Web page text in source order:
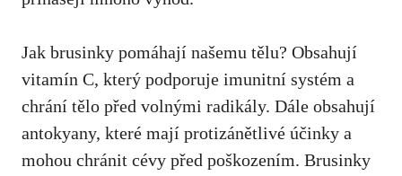
Jak brusinky pomáhají našemu tělu? Obsahují
vitamín C, který podporuje imunitní systém a
chrání tělo před volnými radikály. Dále obsahují
antokyany, které mají protizánětlivé účinky a
mohou chránit cévy před poškozením. Brusinky